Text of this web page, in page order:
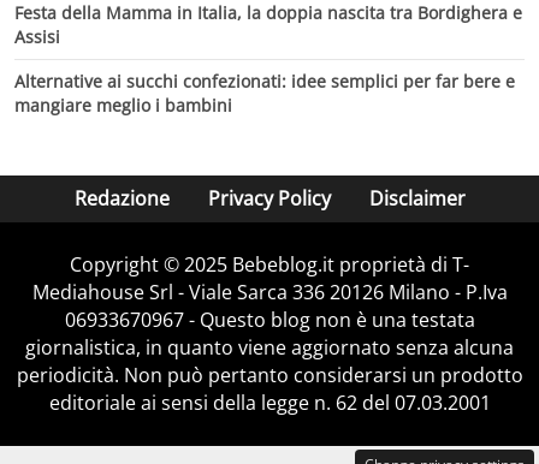
Festa della Mamma in Italia, la doppia nascita tra Bordighera e
Assisi
Alternative ai succhi confezionati: idee semplici per far bere e
mangiare meglio i bambini
Redazione Privacy Policy Disclaimer
Copyright © 2025 Bebeblog.it proprietà di T-
Mediahouse Srl - Viale Sarca 336 20126 Milano - P.Iva
06933670967 - Questo blog non è una testata
giornalistica, in quanto viene aggiornato senza alcuna
periodicità. Non può pertanto considerarsi un prodotto
editoriale ai sensi della legge n. 62 del 07.03.2001